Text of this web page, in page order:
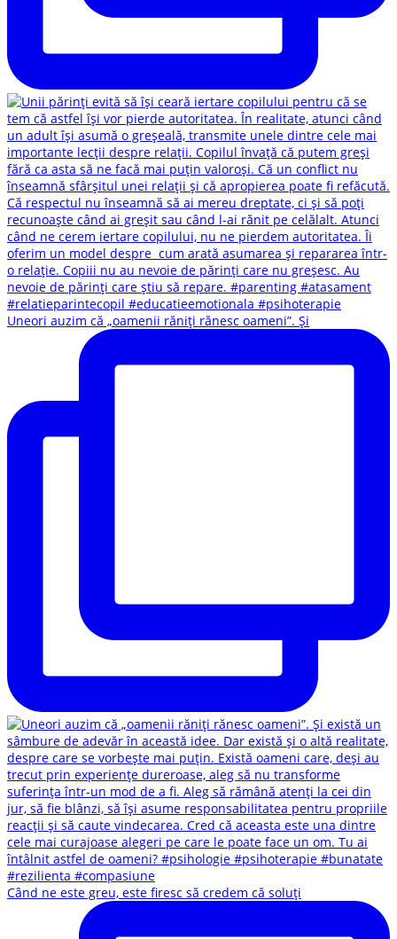
Uneori auzim că „oamenii răniți rănesc oameni”. Și
Când ne este greu, este firesc să credem că soluți